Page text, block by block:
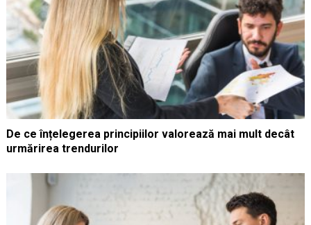
De ce înțelegerea principiilor valorează mai mult decât
urmărirea trendurilor